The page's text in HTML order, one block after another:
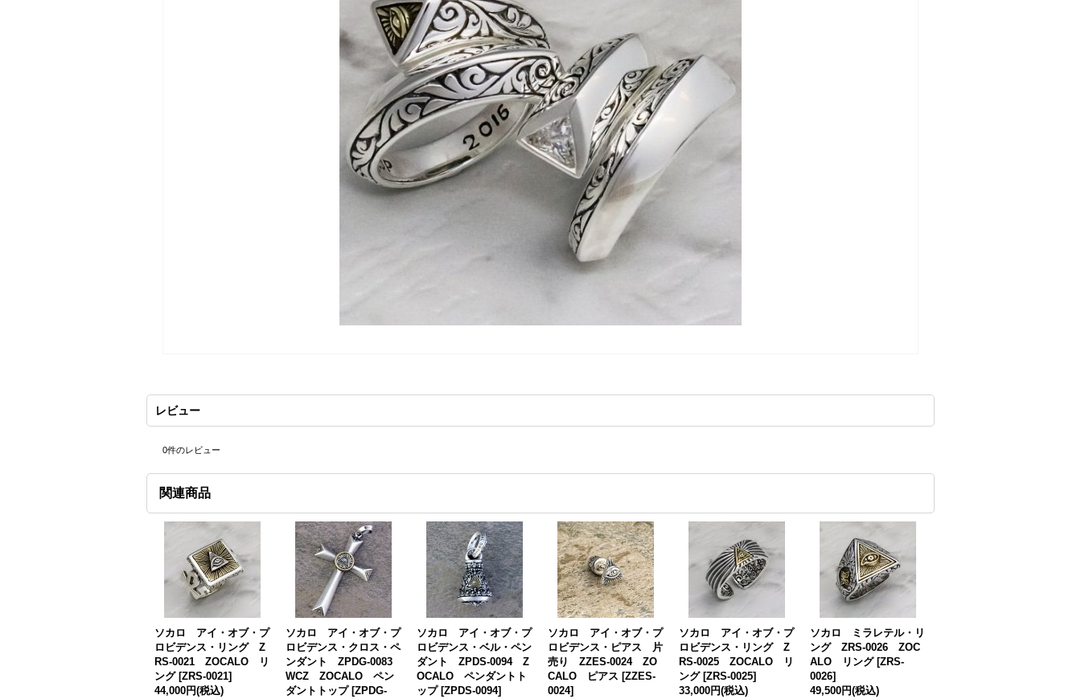
レビュー
0件のレビュー
関連商品
ソカロ アイ・オブ・プ
ロビデンス・リング Z
RS-0021 ZOCALO リ
ング [ZRS-0021]
44,000円(税込)
ソカロ アイ・オブ・プ
ロビデンス・クロス・ペ
ンダント ZPDG-0083
WCZ ZOCALO ペン
ダントトップ [ZPDG-
ソカロ アイ・オブ・プ
ロビデンス・ベル・ペン
ダント ZPDS-0094 Z
OCALO ペンダントト
ップ [ZPDS-0094]
ソカロ アイ・オブ・プ
ロビデンス・ピアス 片
売り ZZES-0024 ZO
CALO ピアス [ZZES-
0024]
ソカロ アイ・オブ・プ
ロビデンス・リング Z
RS-0025 ZOCALO リ
ング [ZRS-0025]
33,000円(税込)
ソカロ ミラレテル・リ
ング ZRS-0026 ZOC
ALO リング [ZRS-
0026]
49,500円(税込)